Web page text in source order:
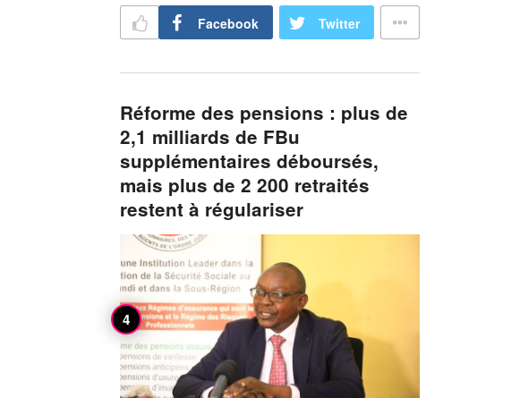
Facebook Twitter
Réforme des pensions : plus de
2,1 milliards de FBu
supplémentaires déboursés,
mais plus de 2 200 retraités
restent à régulariser